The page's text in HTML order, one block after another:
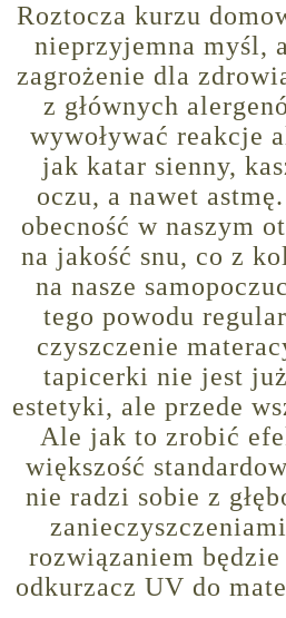
Roztocza kurzu
nieprzyjemna myśl,
zagrożenie dla
z głównych
wywoływać reakcje
jak katar sienny,
oczu, a nawet
obecność w naszym
na jakość snu, co z
na nasze
tego powodu
czyszczenie
tapicerki nie jest
estetyki, ale przede
Ale jak to zrobić
większość
nie radzi sobie z
rozwiązaniem
odkurzacz UV do